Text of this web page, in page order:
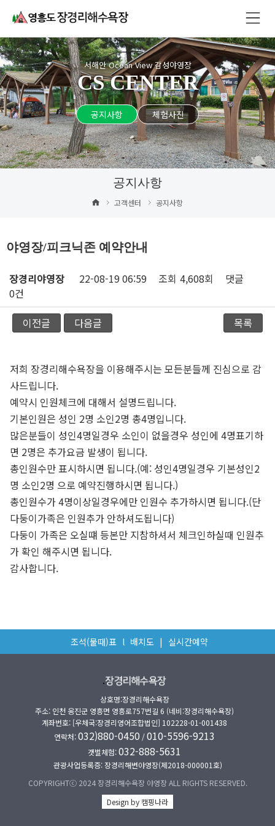
서해안 Ocean View 감성야영장
CS CENTER
공지사항 체험사진
공지사항
고객센터 공지사항
야영장/피크닉존 예약안내
장경리야영장 22-08-19 06:59 조회 4,608회
댓글
0건
이전글 다음글 목록
저희 장경리해수욕장을 이용해주시는 모든분들께 진심으로 감
사드립니다.
예약시 인원체크에 대해서 설명드립니다.
기본인원은 성인 2명 소인2명 총4명입니다.
많은분들이 성인4명일경우 소인이 없을경우 성인에 4명표기하
면 2명은 추가요금 발생이 됩니다.
총인원수만 표시하시면 됩니다.(예: 성인4명일경우 기본성인2
명 소인2명 으로 예약진행하시면 됩니다.)
총인원수가 4명이상일경우에만 인원수 추가하시면 됩니다.(단
다둥이가족은 인원추가 안하셔도됩니다)
다둥이 가족은 오실떄 등본만 지참하셔서 체크인하실때 인원추
가 확인 해주시면 됩니다.
감사합니다.
조석(물때)표 l 배치도 | 실시간예약
.
상호명:장경리해수욕장
주소: 인천 옹진군 영흥면 영흥로757번길 6 (네비:장경리해수욕장)
계좌번호: [우체국:장경리영어조합법인] 102228-01-001438
연락처:032)880-0450 /010-5596-9213
갯벌체험:032-888-5631
관광사업등록증: 장경리해변야영장(제2018-000001호)
COPYRIGHTⓒ 2024 장경리해수욕장 야영장 ALL RIGHTS RESERVED.
Design by 캠핑나라